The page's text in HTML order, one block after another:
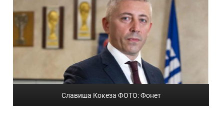
Славиша Кокеза ФОТО: Фонет